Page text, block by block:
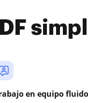
en equipo fluido